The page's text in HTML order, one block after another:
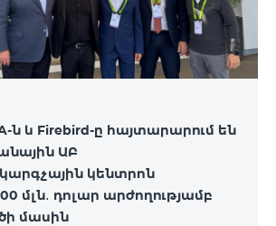
ն և Firebird-ը հայտարարում են
ԱԲ
կենտրոն
մլն․ դոլար արժողությամբ
մասին